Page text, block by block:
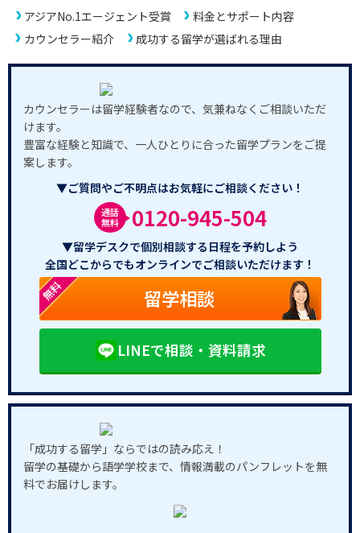
アジアNo.1エージェント受賞
料金とサポート内容
カウンセラー紹介
成功する留学が選ばれる理由
カウンセラーは留学経験者なので、気兼ねなくご相談いただ
けます。
豊富な経験と知識で、一人ひとりに合った留学プランをご提
案します。
▼ご質問やご不明点はお気軽にご相談ください！
通話
無料
0120-945-504
▼留学デスクで個別相談する日程を予約しよう
全国どこからでもオンラインでご相談いただけます！
無料 留学相談
LINEで相談・資料請求
「成功する留学」ならではの読み応え！
留学の基礎から語学学校まで、情報満載のパンフレットを無
料でお届けします。